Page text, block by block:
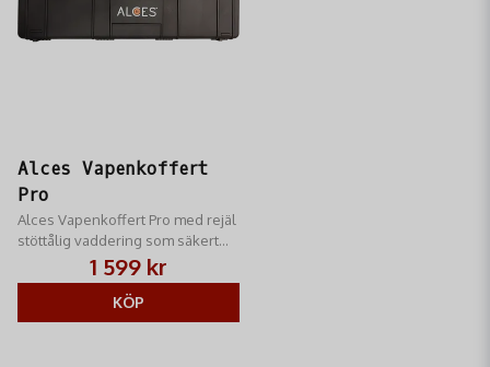
Alces Vapenkoffert
Pro
Alces Vapenkoffert Pro med rejäl
stöttålig vaddering som säkert
håller vapnet på plats
1 599 kr
KÖP